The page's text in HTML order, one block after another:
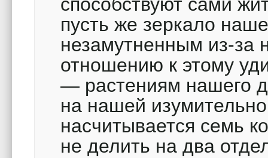
пусть же зеркало
незамутненным из-за
отношению к этому
— растениям нашего
на нашей
насчитывается семь
не делить на два